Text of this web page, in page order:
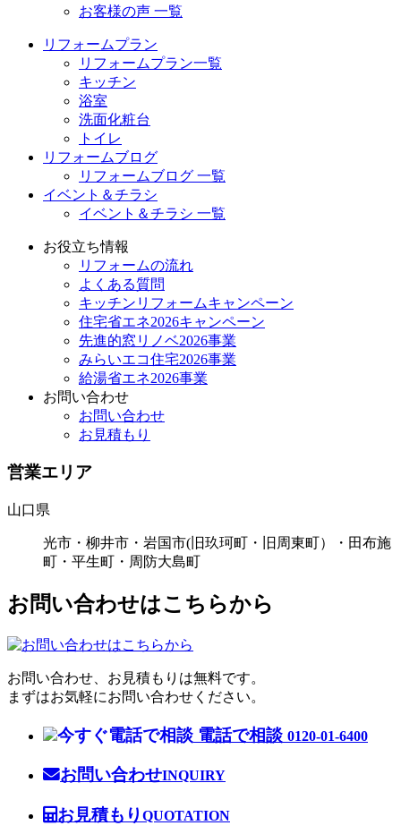
お客様の声 一覧
リフォームプラン
リフォームプラン一覧
キッチン
浴室
洗面化粧台
トイレ
リフォームブログ
リフォームブログ 一覧
イベント＆チラシ
イベント＆チラシ 一覧
お役立ち情報
リフォームの流れ
よくある質問
キッチンリフォームキャンペーン
住宅省エネ2026キャンペーン
先進的窓リノベ2026事業
みらいエコ住宅2026事業
給湯省エネ2026事業
お問い合わせ
お問い合わせ
お見積もり
営業エリア
山口県
光市・柳井市・岩国市(旧玖珂町・旧周東町）・田布施
町・平生町・周防大島町
お問い合わせはこちらから
お問い合わせ、お見積もりは無料です。
まずはお気軽にお問い合わせください。
電話で相談 0120-01-6400
お問い合わせINQUIRY
お見積もり QUOTATION